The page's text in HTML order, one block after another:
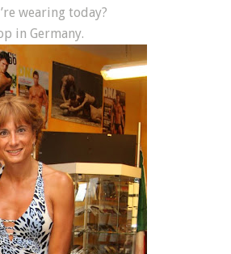
wearing today?
in Germany.